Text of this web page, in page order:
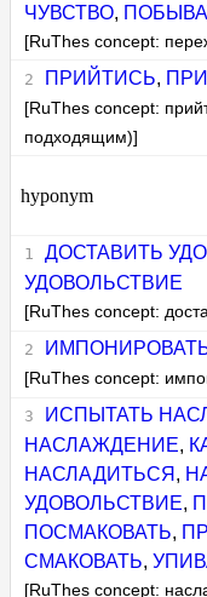
ЧУВСТВО,
[RuThes concept:
ПРИЙТИСЬ,
[RuThes concept:
подходящим)]
hyponym
ДОСТАВИТЬ
УДОВОЛЬСТВИЕ
[RuThes concept:
[RuThes concept:
ИСПЫТАТЬ
НАСЛАЖДЕНИЕ,
НАСЛАДИТЬСЯ ,
УДОВОЛЬСТВИЕ,
ПОСМАКОВАТЬ,
СМАКОВАТЬ,
[RuThes concept: